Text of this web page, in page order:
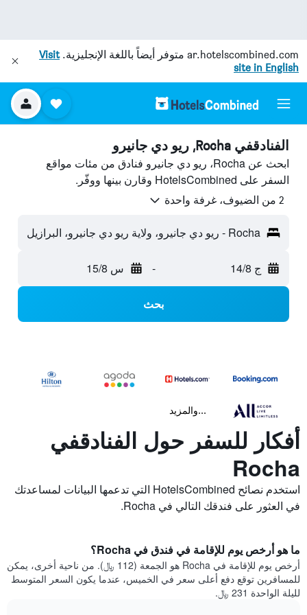
ar.hotelscombined.com متوفر أيضاً باللغة الإنجليزية.Visit
site in English
الفنادقفي Rocha, ريو دي جانيرو
ابحث عن Rocha، ريو دي جانيرو فنادق من مئات مواقع
السفر على HotelsCombined وقارن بينها ووفّر.
2 من الضيوف، غرفة واحدة
Rocha - ريو دي جانيرو، ولاية ريو دي جانيرو، البرازيل
ج 14/8 - س 15/8
بحث
...والمزيد
أفكار للسفر حول الفنادقفي
Rocha
استخدم نصائح HotelsCombined التي تدعمها البيانات لمساعدتك
في العثور على فندقك التالي في Rocha.
ما هو أرخص يوم للإقامة في فندق في Rocha؟
أرخص يوم للإقامة في Rocha هو الجمعة (112 ﷼). من ناحية أخرى، يمكن
للمسافرين توقع دفع أعلى سعر في الخميس، عندما يكون السعر المتوسط
لليلة الواحدة 231 ﷼.